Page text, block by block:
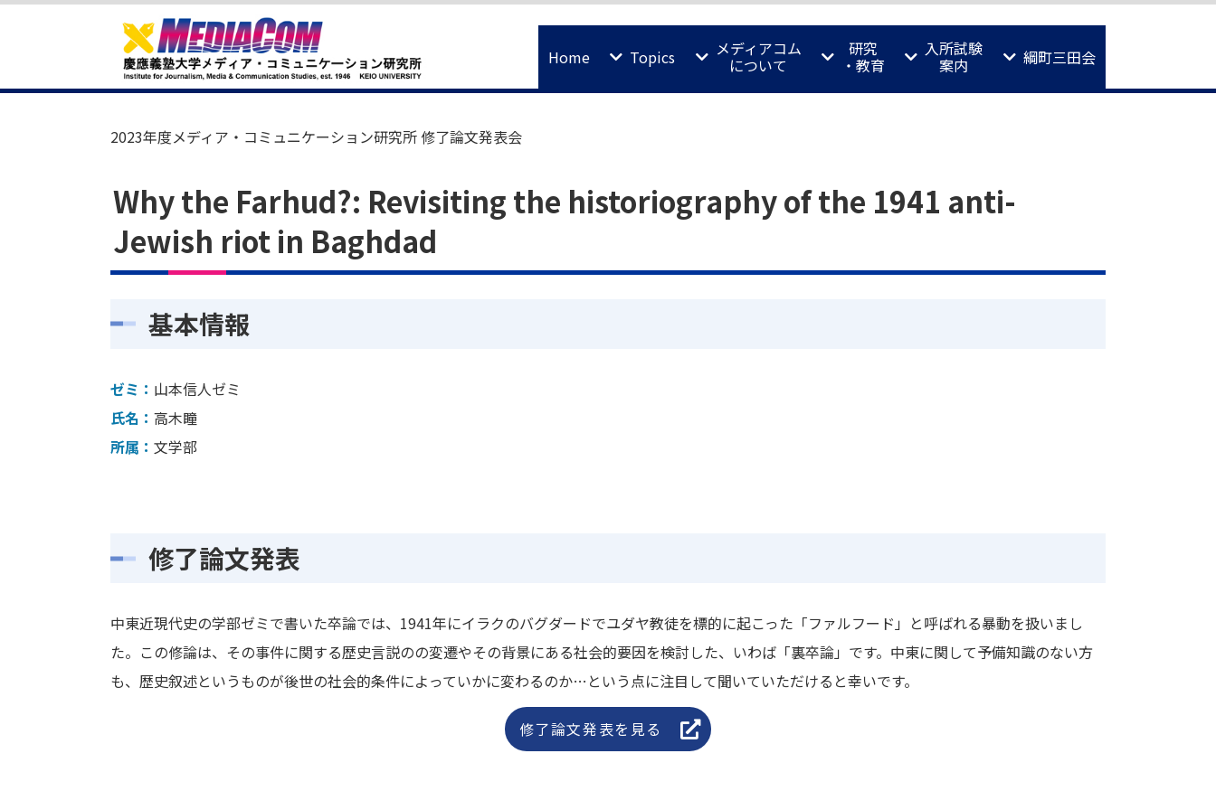
Home Topics メディアコム
について
研究
・教育
入所試験
案内 綱町三田会
2023年度メディア・コミュニケーション研究所 修了論文発表会
Why the Farhud?: Revisiting the historiography of the 1941 anti-
Jewish riot in Baghdad
基本情報
ゼミ： 山本信人ゼミ
氏名： 高木瞳
所属： 文学部
修了論文発表
中東近現代史の学部ゼミで書いた卒論では、1941年にイラクのバグダードでユダヤ教徒を標的に起こった「ファルフード」と呼ばれる暴動を扱いまし
た。この修論は、その事件に関する歴史言説のの変遷やその背景にある社会的要因を検討した、いわば「裏卒論」です。中東に関して予備知識のない方
も、歴史叙述というものが後世の社会的条件によっていかに変わるのか…という点に注目して聞いていただけると幸いです。
修了論文発表を見る